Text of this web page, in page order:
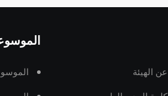
عن الهيئة